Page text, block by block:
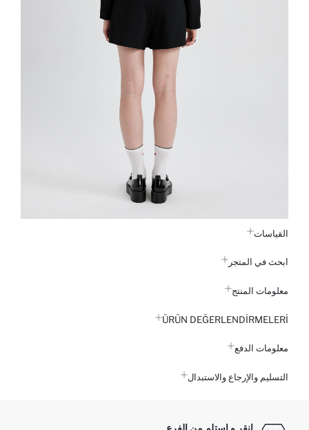
القياسات
ابحث في المتجر
معلومات المنتج
ÜRÜN DEĞERLENDİRMELERİ
معلومات الدفع
التسليم والإرجاع والاستبدال
انقر و استلم من الفرع